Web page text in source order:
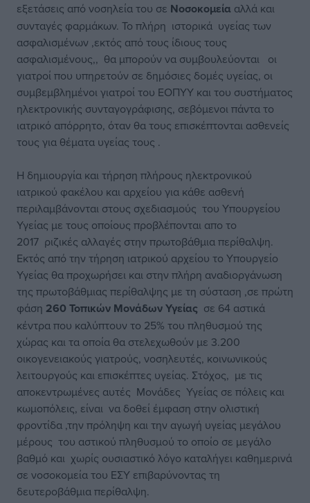
εξετάσεις από νοσηλεία του σε Νοσοκομεία αλλά και
συνταγές φαρμάκων. Το πλήρη ιστορικά υγείας των
ασφαλισμένων ,εκτός από τους ίδιους τους
ασφαλισμένους,, θα μπορούν να συμβουλεύονται οι
γιατροί που υπηρετούν σε δημόσιες δομές υγείας, οι
συμβεμβλημένοι γιατροί του ΕΟΠΥΥ και του συστήματος
ηλεκτρονικής συνταγογράφισης, σεβόμενοι πάντα το
ιατρικό απόρρητο, όταν θα τους επισκέπτονται ασθενείς
τους για θέματα υγείας τους .
Η δημιουργία και τήρηση πλήρους ηλεκτρονικού
ιατρικού φακέλου και αρχείου για κάθε ασθενή
περιλαμβάνονται στους σχεδιασμούς του Υπουργείου
Υγείας με τους οποίους προβλέπονται απο το
2017 ριζικές αλλαγές στην πρωτοβάθμια περίθαλψη.
Εκτός από την τήρηση ιατρικού αρχείου το Υπουργείο
Υγείας θα προχωρήσει και στην πλήρη αναδιοργάνωση
της πρωτοβάθμιας περίθαλψης με τη σύσταση ,σε πρώτη
φάση 260 Τοπικών Μονάδων Υγείας σε 64 αστικά
κέντρα που καλύπτουν το 25% του πληθυσμού της
χώρας και τα οποία θα στελεχωθούν με 3.200
οικογενειακούς γιατρούς, νοσηλευτές, κοινωνικούς
λειτουργούς και επισκέπτες υγείας. Στόχος, με τις
αποκεντρωμένες αυτές Μονάδες Υγείας σε πόλεις και
κωμοπόλεις, είναι να δοθεί έμφαση στην ολιστική
φροντίδα ,την πρόληψη και την αγωγή υγείας μεγάλου
μέρους του αστικού πληθυσμού το οποίο σε μεγάλο
βαθμό και χωρίς ουσιαστικό λόγο καταλήγει καθημερινά
σε νοσοκομεία του ΕΣΥ επιβαρύνοντας τη
δευτεροβάθμια περίθαλψη.